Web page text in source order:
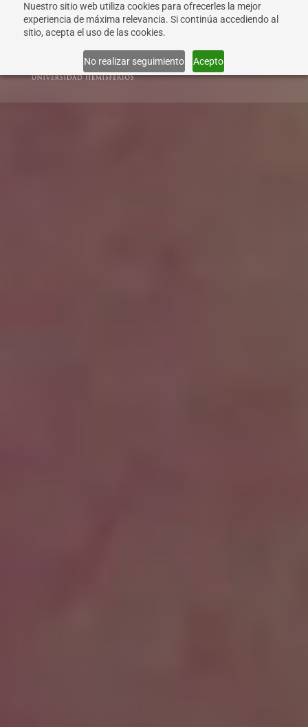
Nuestro sitio web utiliza cookies para ofrecerles la mejor
experiencia de máxima relevancia. Si continúa accediendo al
sitio, acepta el uso de las cookies.
No realizar seguimiento Acepto